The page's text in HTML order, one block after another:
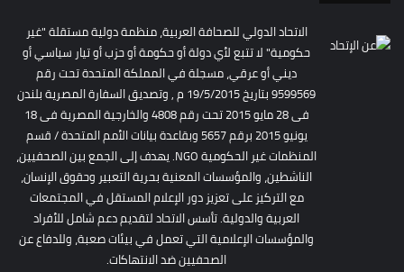
الاتحاد الدولي للصحافة العربية، منظمة دولية مستقلة "غير
حكومية" لا تتبع لأي دولة أو حكومة أو حزب أو تيار سياسي أو
ديني أو عرقي، مسجلة في المملكة المتحدة تحت رقم
9599569 بتاريخ 19/5/2015 م , وتصديق السفارة المصرية بلندن
فى 28 مايو 2015 تحت رقم 4808 والخارجية المصرية فى 18
يونيو 2015 برقم 5657 وبقاعدة بيانات الأمم المتحدة / قسم
المنظمات غير الحكومية NGO. يهدف إلى الجمع بين الصحفيين،
الناشطين، والمؤسسات المعنية بحرية التعبير وحقوق الإنسان،
مع التركيز على تعزيز دور الإعلام المستقل في المجتمعات
العربية والدولية. تأسس الاتحاد لتقديم دعم شامل للأفراد
والمؤسسات الإعلامية التي تعمل في بيئات صعبة، وللدفاع عن
الصحفيين ضد الانتهاكات.